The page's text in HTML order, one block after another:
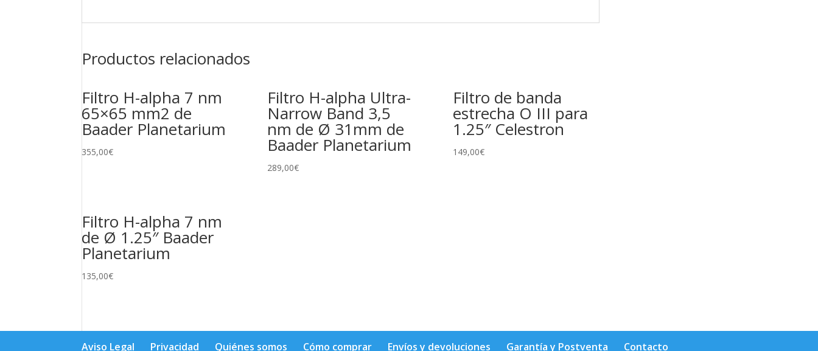
Productos relacionados
Filtro H-alpha 7 nm
65×65 mm2 de
Baader Planetarium
355,00€
Filtro H-alpha Ultra-
Narrow Band 3,5
nm de Ø 31mm de
Baader Planetarium
289,00€
Filtro de banda
estrecha O III para
1.25″ Celestron
149,00€
Filtro H-alpha 7 nm
de Ø 1.25″ Baader
Planetarium
135,00€
Aviso Legal Privacidad Quiénes somos Cómo comprar Envíos y devoluciones Garantía y Postventa Contacto